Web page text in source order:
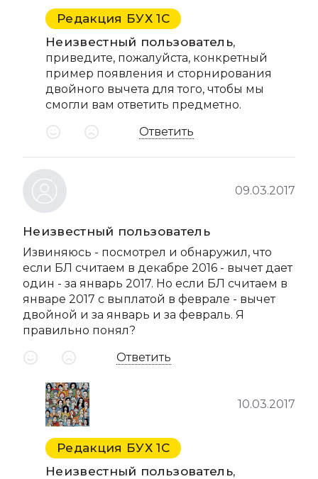
Редакция БУХ 1С
Неизвестный пользователь,
приведите, пожалуйста, конкретный
пример появления и сторнирования
двойного вычета для того, чтобы мы
смогли вам ответить предметно.
Ответить
Неизвестный пользователь
09.03.2017
Извиняюсь - посмотрел и обнаружил, что
если БЛ считаем в декабре 2016 - вычет дает
один - за январь 2017. Но если БЛ считаем в
январе 2017 с выплатой в феврале - вычет
двойной и за январь и за февраль. Я
правильно понял?
Ответить
Редакция БУХ 1С
10.03.2017
Неизвестный пользователь,